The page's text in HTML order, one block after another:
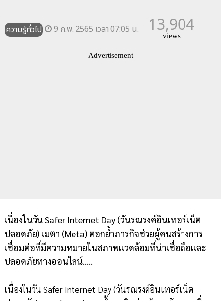
ความรู้ทั่วไป 9 ก.พ. 2565 เวลา 07:05 น. 13,904
views
Advertisement
เนื่องในวัน Safer Internet Day (วันรณรงค์อินเทอร์เน็ต
ปลอดภัย) เมตา (Meta) ตอกย้ำภารกิจช่วยผู้คนสร้างการ
เชื่อมต่อที่มีความหมายในสภาพแวดล้อมที่น่าเชื่อถือและ
ปลอดภัยทางออนไลน์.....
เนื่องในวัน Safer Internet Day (วันรณรงค์อินเทอร์เน็ต